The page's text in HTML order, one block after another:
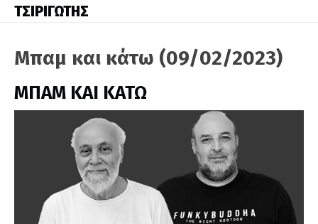
ΤΣΙΡΙΓΩΤΗΣ
Μπαμ και κάτω (09/02/2023)
ΜΠΑΜ ΚΑΙ ΚΑΤΩ